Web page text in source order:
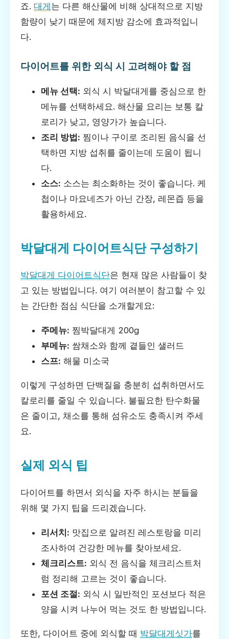
죠. 대게는 다른 해산물에 비해 상대적으로 지방
함량이 낮기 때문에 체지방 감소에 효과적입니
다.
다이어트를 위한 외식 시 고려해야 할 점
메뉴 선택: 외식 시 박달대게를 중심으로 한
메뉴를 선택하세요. 해산물 요리는 보통 칼
로리가 낮고, 영양가가 높습니다.
조리 방법: 찜이나 구이로 조리된 음식을 선
택하면 지방 섭취를 줄이는데 도움이 됩니
다.
소스: 소스는 최소화하는 것이 좋습니다. 케
첩이나 마요네즈가 아닌 간장, 레몬즙 등을
활용하세요.
박달대게 다이어트식단 구성하기
박달대게 다이어트식단은 현재 많은 사람들이 찾
고 있는 방법입니다. 여기 여러분이 참고할 수 있
는 간단한 점심 식단을 소개할게요:
주메뉴: 찜박달대게 200g
부메뉴: 쌈채소와 함께 곁들인 샐러드
스프: 해물 미소국
이렇게 구성하면 단백질을 충분히 섭취하면서도
칼로리를 줄일 수 있습니다. 불필요한 탄수화물
은 줄이고, 채소를 통해 섬유소도 충족시켜 주세
요.
실제 외식 팁
다이어트를 하면서 외식을 자주 하시는 분들을
위해 몇 가지 팁을 드리겠습니다.
리서치: 맛집으로 알려진 레스토랑을 미리
조사하여 건강한 메뉴를 찾아보세요.
체크리스트: 외식 전 음식을 체크리스트처
럼 정리해 고르는 것이 좋습니다.
포션 조절: 외식 시 일반적인 포션보다 적은
양을 시켜 나누어 먹는 것도 한 방법입니다.
또한, 다이어트 중에 외식할 때 박달대게싯가를